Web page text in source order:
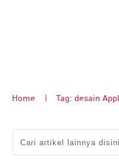
Home Tag: desain